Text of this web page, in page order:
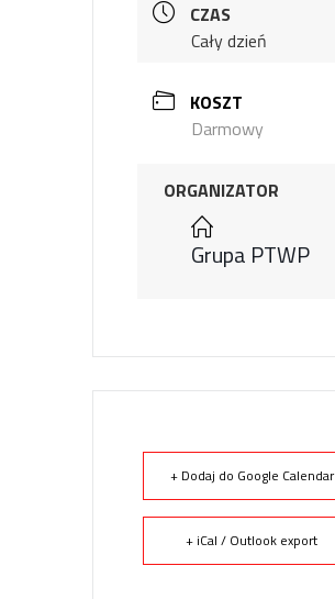
CZAS
Cały dzień
KOSZT
Darmowy
ORGANIZATOR
Grupa PTWP
+ Dodaj do Google Calendar
+ iCal / Outlook export